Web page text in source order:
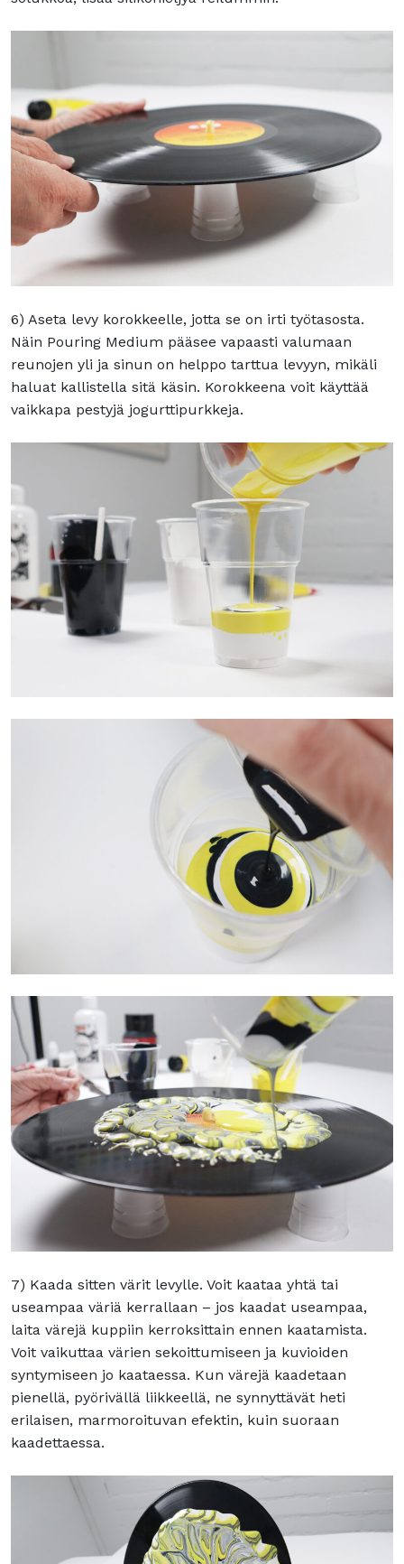
6) Aseta levy korokkeelle, jotta se on irti työtasosta.
Näin Pouring Medium pääsee vapaasti valumaan
reunojen yli ja sinun on helppo tarttua levyyn, mikäli
haluat kallistella sitä käsin. Korokkeena voit käyttää
vaikkapa pestyjä jogurttipurkkeja.
7) Kaada sitten värit levylle. Voit kaataa yhtä tai
useampaa väriä kerrallaan – jos kaadat useampaa,
laita värejä kuppiin kerroksittain ennen kaatamista.
Voit vaikuttaa värien sekoittumiseen ja kuvioiden
syntymiseen jo kaataessa. Kun värejä kaadetaan
pienellä, pyörivällä liikkeellä, ne synnyttävät heti
erilaisen, marmoroituvan efektin, kuin suoraan
kaadettaessa.